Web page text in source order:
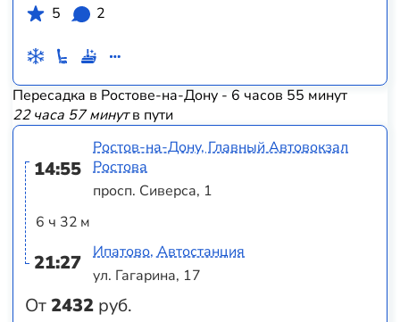
5
2
Пересадка в Ростове-на-Дону - 6 часов 55 минут
22 часа 57 минутв пути
14:55
6 ч 32 м
21:27
От2432 руб.
Ростов-на-Дону, Главный Автовокзал
Ростова
просп. Сиверса, 1
Ипатово, Автостанция
ул. Гагарина, 17